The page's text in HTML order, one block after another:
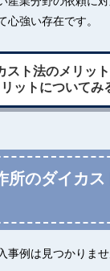
心強い存在です。
スト法のメリッ
ットについてみ
所のダイカス
事例は見つかりま